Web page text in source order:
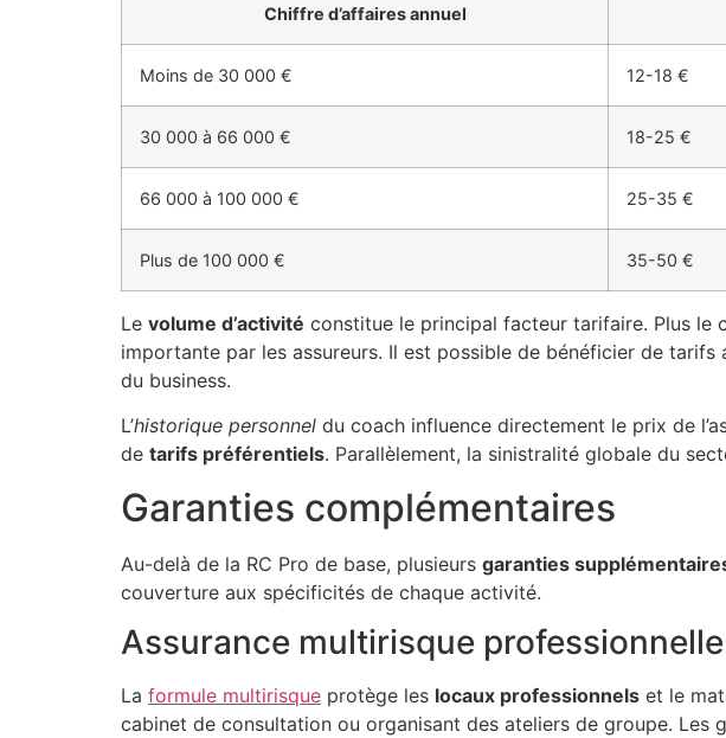
Chiffre d’affaires annuel
Moins de 30 000 € 12-18 €
30 000 à 66 000 € 18-25 €
66 000 à 100 000 € 25-35 €
Plus de 100 000 € 35-50 €
Le volume d’activité constitue le principal facteur tarifaire. Plus le
importante par les assureurs. Il est possible de bénéficier de
du business.
L’historique personnel du coach influence directement le prix de
de tarifs préférentiels. Parallèlement, la sinistralité globale du
Garanties complémentaires
Au-delà de la RC Pro de base, plusieurs garanties
couverture aux spécificités de chaque activité.
Assurance multirisque professionnelle
La formule multirisque protège les locaux professionnels et le
cabinet de consultation ou organisant des ateliers de groupe. Les